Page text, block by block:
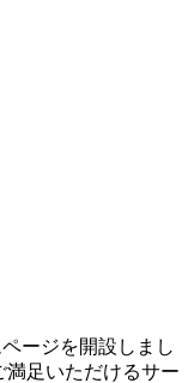
ージを開設しまし
足いただけるサー